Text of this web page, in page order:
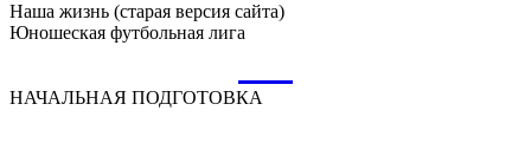
Наша жизнь (старая версия сайта)
Юношеская футбольная лига
НАЧАЛЬНАЯ ПОДГОТОВКА